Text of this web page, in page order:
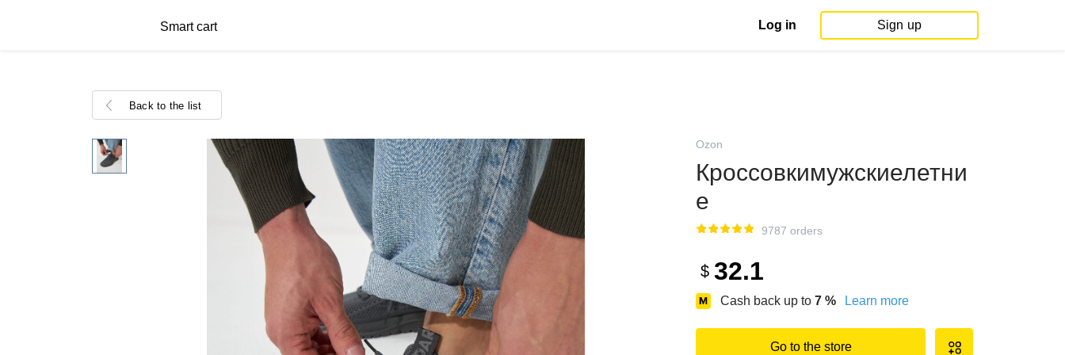
Smart cart Log in Sign up
Back to the list
Ozon
Кроссовкимужскиелетни
е
9787 orders
$ 32.1
Cash back up to 7 % Learn more
Go to the store